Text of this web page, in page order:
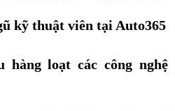
kỹ thuật viên tại Auto365
hàng loạt các công nghệ